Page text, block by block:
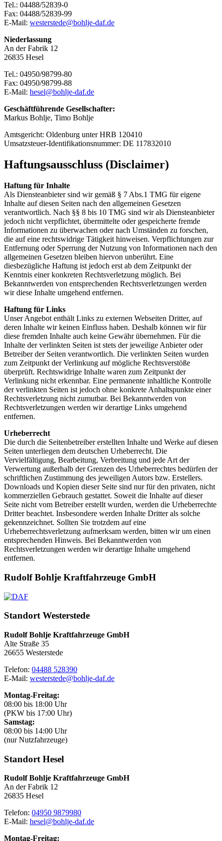
Tel.: 04488/52839-0
Fax: 04488/52839-99
E-Mail: westerstede@bohlje-daf.de
Niederlassung
An der Fabrik 12
26835 Hesel
Tel.: 04950/98799-80
Fax: 04950/98799-88
E-Mail: hesel@bohlje-daf.de
Geschäftführende Gesellschafter:
Markus Bohlje, Timo Bohlje
Amtsgericht: Oldenburg unter HRB 120410
Umsatzsteuer-Identifikationsnummer: DE 117832010
Haftungsausschluss (Disclaimer)
Haftung für Inhalte
Als Diensteanbieter sind wir gemäß § 7 Abs.1 TMG für eigene
Inhalte auf diesen Seiten nach den allgemeinen Gesetzen
verantwortlich. Nach §§ 8 bis 10 TMG sind wir als Diensteanbieter
jedoch nicht verpflichtet, übermittelte oder gespeicherte fremde
Informationen zu überwachen oder nach Umständen zu forschen,
die auf eine rechtswidrige Tätigkeit hinweisen. Verpflichtungen zur
Entfernung oder Sperrung der Nutzung von Informationen nach den
allgemeinen Gesetzen bleiben hiervon unberührt. Eine
diesbezügliche Haftung ist jedoch erst ab dem Zeitpunkt der
Kenntnis einer konkreten Rechtsverletzung möglich. Bei
Bekanntwerden von entsprechenden Rechtsverletzungen werden
wir diese Inhalte umgehend entfernen.
Haftung für Links
Unser Angebot enthält Links zu externen Webseiten Dritter, auf
deren Inhalte wir keinen Einfluss haben. Deshalb können wir für
diese fremden Inhalte auch keine Gewähr übernehmen. Für die
Inhalte der verlinkten Seiten ist stets der jeweilige Anbieter oder
Betreiber der Seiten verantwortlich. Die verlinkten Seiten wurden
zum Zeitpunkt der Verlinkung auf mögliche Rechtsverstöße
überprüft. Rechtswidrige Inhalte waren zum Zeitpunkt der
Verlinkung nicht erkennbar. Eine permanente inhaltliche Kontrolle
der verlinkten Seiten ist jedoch ohne konkrete Anhaltspunkte einer
Rechtsverletzung nicht zumutbar. Bei Bekanntwerden von
Rechtsverletzungen werden wir derartige Links umgehend
entfernen.
Urheberrecht
Die durch die Seitenbetreiber erstellten Inhalte und Werke auf diesen
Seiten unterliegen dem deutschen Urheberrecht. Die
Vervielfältigung, Bearbeitung, Verbreitung und jede Art der
Verwertung außerhalb der Grenzen des Urheberrechtes bedürfen der
schriftlichen Zustimmung des jeweiligen Autors bzw. Erstellers.
Downloads und Kopien dieser Seite sind nur für den privaten, nicht
kommerziellen Gebrauch gestattet. Soweit die Inhalte auf dieser
Seite nicht vom Betreiber erstellt wurden, werden die Urheberrechte
Dritter beachtet. Insbesondere werden Inhalte Dritter als solche
gekennzeichnet. Sollten Sie trotzdem auf eine
Urheberrechtsverletzung aufmerksam werden, bitten wir um einen
entsprechenden Hinweis. Bei Bekanntwerden von
Rechtsverletzungen werden wir derartige Inhalte umgehend
entfernen.
Rudolf Bohlje Kraftfahrzeuge GmbH
Standort Westerstede
Rudolf Bohlje Kraftfahrzeuge GmbH
Alte Straße 35
26655 Westerstede
Telefon: 04488 528390
E-Mail: westerstede@bohlje-daf.de​​​​​​​
Montag-Freitag:
08:00 bis 18:00 Uhr
(PKW bis 17:00 Uhr)
Samstag:
08:00 bis 14:00 Uhr
(nur Nutzfahrzeuge)
Standort Hesel
Rudolf Bohlje Kraftfahrzeuge GmbH
An der Fabrik 12
26835 Hesel
Telefon: 04950 9879980
E-Mail: hesel@bohlje-daf.de
Montag-Freitag: